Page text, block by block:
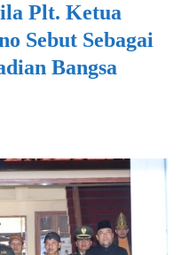
Plt. Ketua
Sebut Sebagai
Bangsa